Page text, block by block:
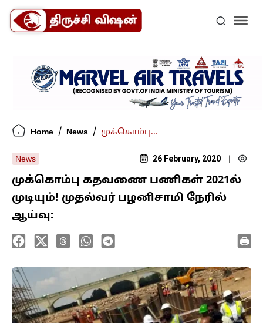
Home / News / முக்கொம்பு...
News 26 February, 2020
முக்கொம்பு கதவணை பணிகள் 2021ல்
முடியும்! முதல்வர் பழனிசாமி நேரில்
ஆய்வு: